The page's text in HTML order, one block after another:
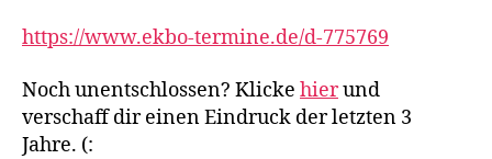
https://www.ekbo-termine.de/d-775769
Noch unentschlossen? Klicke hierund
verschaff dir einen Eindruck der letzten 3
Jahre. (: